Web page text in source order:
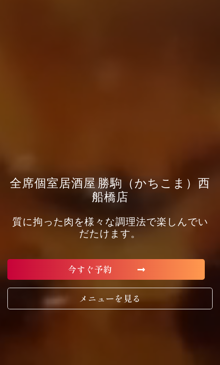
全席個室居酒屋 勝駒（かちこま）西
船橋店
質に拘った肉を様々な調理法で楽しんでい
だたけます。
今すぐ予約
メニューを見る